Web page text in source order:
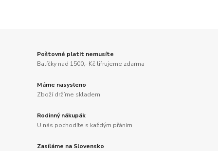
Poštovné platit nemusíte
Balíčky nad 1500,- Kč lifrujeme zdarma
Máme nasysleno
Zboží držíme skladem
Rodinný nákupák
U nás pochodíte s každým přáním
Zasíláme na Slovensko